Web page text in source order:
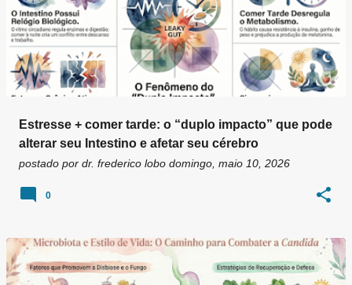
Estresse + comer tarde: o “duplo impacto” que pode
alterar seu Intestino e afetar seu cérebro
postado por dr. frederico lobo domingo, maio 10, 2026
0